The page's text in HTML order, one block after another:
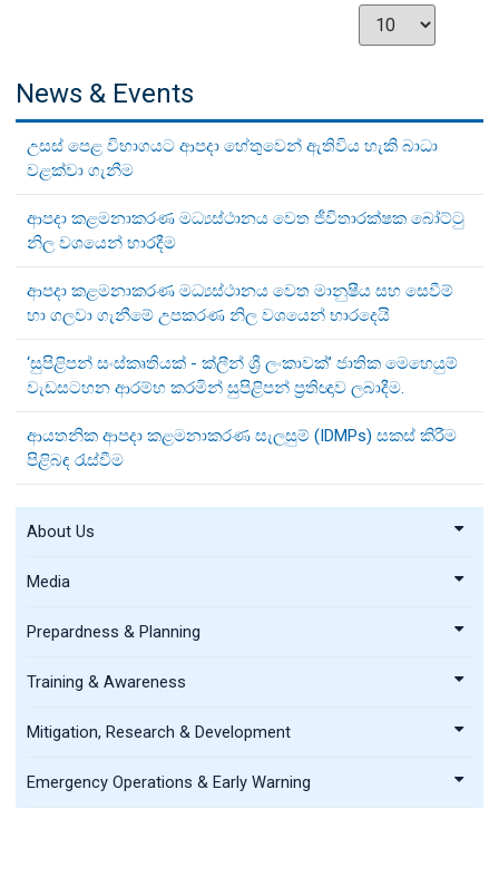
News & Events
උසස් පෙළ විභාගයට ආපදා හේතුවෙන් ඇතිවිය හැකි බාධා
වළක්වා ගැනීම
ආපදා කළමනාකරණ මධ්‍යස්ථානය වෙත ජීවිතාරක්ෂක බෝට්ටු
නිල වශයෙන් භාරදීම
ආපදා කළමනාකරණ මධ්‍යස්ථානය වෙත මානුෂීය සහ සෙවීම්
හා ගලවා ගැනීමේ උපකරණ නිල වශයෙන් භාරදෙයි
‘සුපිළිපන් සංස්කෘතියක් - ක්ලීන් ශ්‍රී ලංකාවක්’ ජාතික මෙහෙයුම්
වැඩසටහන ආරම්භ කරමින් සුපිළිපන් ප්‍රතිඥාව ලබාදීම.
ආයතනික ආපදා කළමනාකරණ සැලසුම් (IDMPs) සකස් කිරීම
පිළිබඳ රැස්වීම
About Us
Media
Prepardness & Planning
Training & Awareness
Mitigation, Research & Development
Emergency Operations & Early Warning